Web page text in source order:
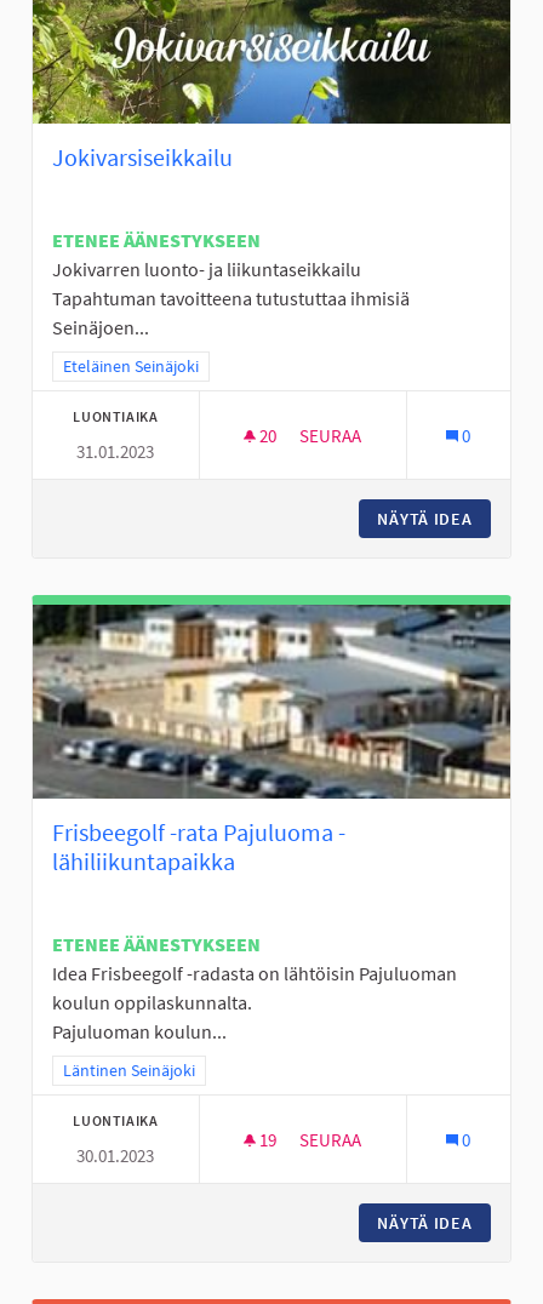
Jokivarsiseikkailu
ETENEE ÄÄNESTYKSEEN
Jokivarren luonto- ja liikuntaseikkailu
Tapahtuman tavoitteena tutustuttaa ihmisiä
Seinäjoen...
Rajaa tulokset teeman mukaan: Eteläinen Seinäjoki
Eteläinen Seinäjoki
LUONTIAIKA
31.01.2023
20 20 SEURAAJAA
SEURAA 0
NÄYTÄ IDEA
Frisbeegolf -rata Pajuluoma -
lähiliikuntapaikka
ETENEE ÄÄNESTYKSEEN
Idea Frisbeegolf -radasta on lähtöisin Pajuluoman
koulun oppilaskunnalta.
Pajuluoman koulun...
Rajaa tulokset teeman mukaan: Läntinen Seinäjoki
Läntinen Seinäjoki
LUONTIAIKA
30.01.2023
19 19 SEURAAJAA
SEURAA 0
NÄYTÄ IDEA